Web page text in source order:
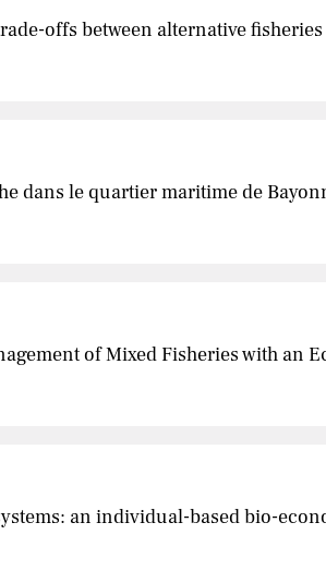
offs between alternative
dans le quartier maritime de
of Mixed Fisheries with an
an individual-based bio-